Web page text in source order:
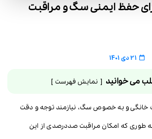
حفظ ایمنی سگ و مراقبت
21 دی 1401
می خوانید نمایش فهرست
خانگی و به خصوص سگ، نیازمند توجه و دقت
طوری که امکان مراقبت صددرصدی از این